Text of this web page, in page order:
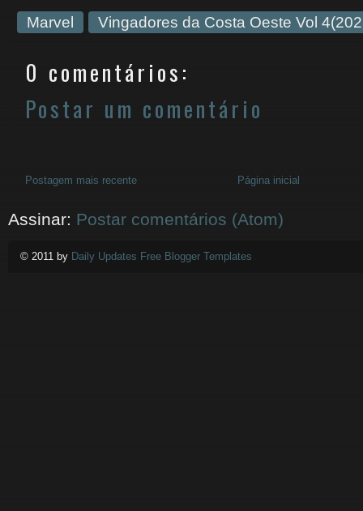
Marvel Vingadores da Costa Oeste Vol
0 comentários:
Postar um comentário
Postagem mais recente Página inicial
Assinar: Postar comentários (Atom)
© 2011 by Daily Updates Free Blogger Templates